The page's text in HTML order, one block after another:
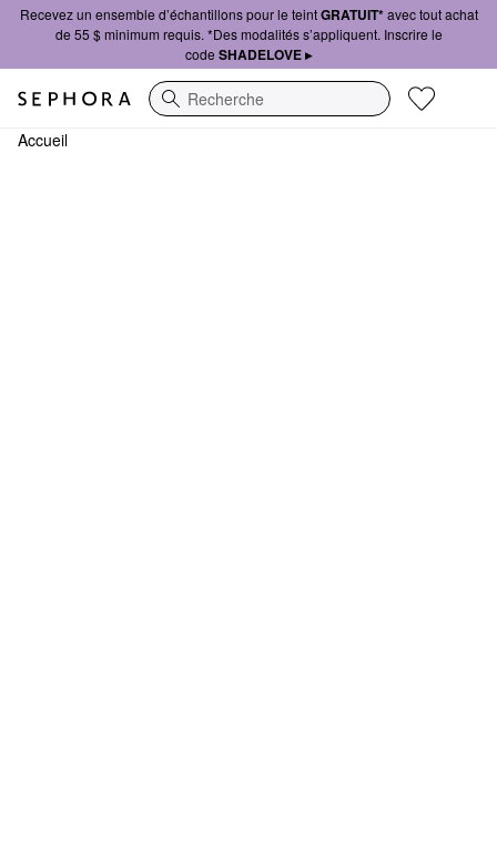
Recevez un ensemble d’échantillons pour le teintGRATUIT*avec tout achat
de 55 $ minimum requis. *Des modalités s’appliquent. Inscrire le
code SHADELOVE ▸
Recherche
Accueil